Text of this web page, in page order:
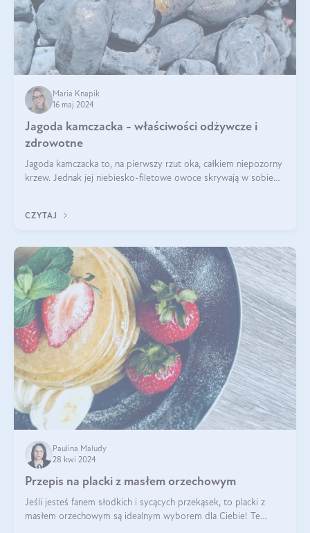
Maria Knapik
16 maj 2024
Jagoda kamczacka - właściwości odżywcze i
zdrowotne
Jagoda kamczacka to, na pierwszy rzut oka, całkiem niepozorny
krzew. Jednak jej niebiesko-filetowe owoce skrywają w sobie
CZYTAJ
Paulina Maludy
28 kwi 2024
Przepis na placki z masłem orzechowym
Jeśli jesteś fanem słodkich i sycących przekąsek, to placki z
masłem orzechowym są idealnym wyborem dla Ciebie! Te